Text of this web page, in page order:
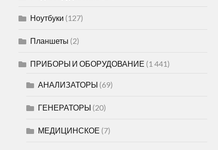
Ноутбуки (127)
Планшеты (2)
ПРИБОРЫ И ОБОРУДОВАНИЕ (1 441)
АНАЛИЗАТОРЫ (69)
ГЕНЕРАТОРЫ (20)
МЕДИЦИНСКОЕ (7)